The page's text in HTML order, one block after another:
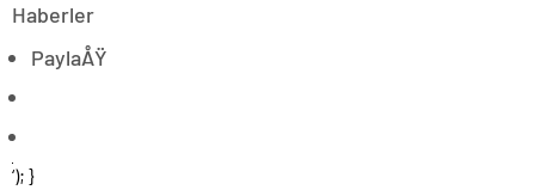
Haberler
PaylaÅŸ
‘); }